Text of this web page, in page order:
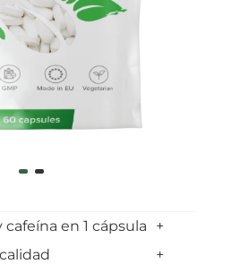
en 1 cápsula
+
+